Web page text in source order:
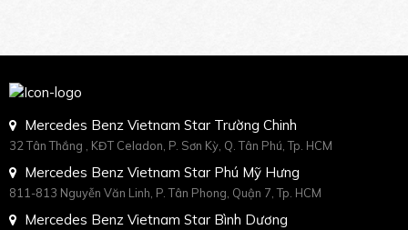
Mercedes Benz Vietnam Star Trường Chinh
32 Tân Thắng , KĐT Celadon, P. Sơn Kỳ, Q. Tân Phú, Tp. HCM
Mercedes Benz Vietnam Star Phú Mỹ Hưng
811-813 Nguyễn Văn Linh, P. Tân Phong, Quận 7, Tp. HCM
Mercedes Benz Vietnam Star Bình Dương